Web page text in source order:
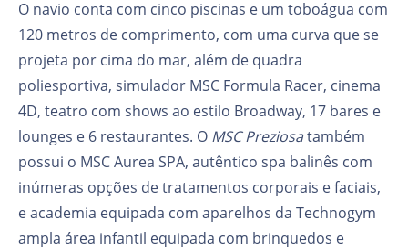
O navio conta com cinco piscinas e um toboágua com
120 metros de comprimento, com uma curva que se
projeta por cima do mar, além de quadra
poliesportiva, simulador MSC Formula Racer, cinema
4D, teatro com shows ao estilo Broadway, 17 bares e
lounges e 6 restaurantes. O MSC Preziosatambém
possui o MSC Aurea SPA, autêntico spa balinês com
inúmeras opções de tratamentos corporais e faciais,
e academia equipada com aparelhos da Technogym
ampla área infantil equipada com brinquedos e